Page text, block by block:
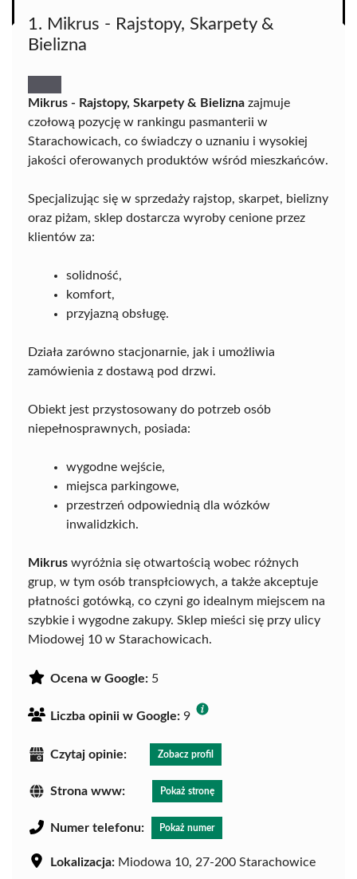
1. Mikrus - Rajstopy, Skarpety &
Bielizna
Mikrus - Rajstopy, Skarpety & Bielizna zajmuje
czołową pozycję w rankingu pasmanterii w
Starachowicach, co świadczy o uznaniu i wysokiej
jakości oferowanych produktów wśród mieszkańców.
Specjalizując się w sprzedaży rajstop, skarpet, bielizny
oraz piżam, sklep dostarcza wyroby cenione przez
klientów za:
solidność,
komfort,
przyjazną obsługę.
Działa zarówno stacjonarnie, jak i umożliwia
zamówienia z dostawą pod drzwi.
Obiekt jest przystosowany do potrzeb osób
niepełnosprawnych, posiada:
wygodne wejście,
miejsca parkingowe,
przestrzeń odpowiednią dla wózków
inwalidzkich.
Mikrus wyróżnia się otwartością wobec różnych
grup, w tym osób transpłciowych, a także akceptuje
płatności gotówką, co czyni go idealnym miejscem na
szybkie i wygodne zakupy. Sklep mieści się przy ulicy
Miodowej 10 w Starachowicach.
Ocena w Google: 5
Liczba opinii w Google: 9
Czytaj opinie: Zobacz profil
Strona www: Pokaż stronę
Numer telefonu: Pokaż numer
Lokalizacja: Miodowa 10, 27-200 Starachowice